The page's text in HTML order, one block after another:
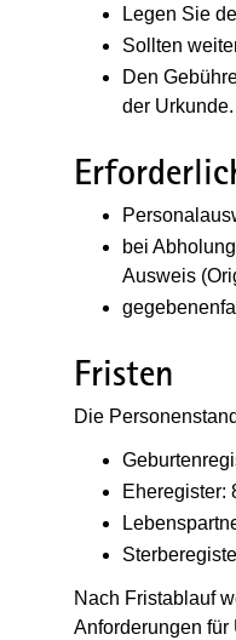
Legen Sie
Sollten
Den
der Urkunde.
bei
Ausweis
Fristen
Die
Eheregister:
Nach Fristablauf
Anforderungen